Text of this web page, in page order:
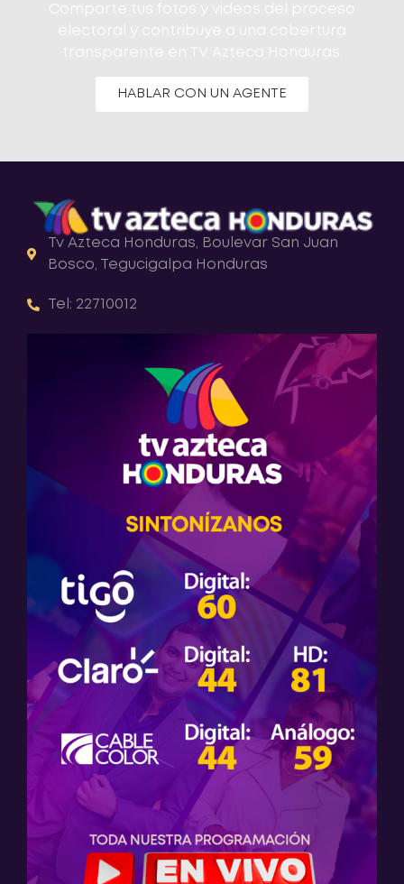
Comparte tus fotos y videos del proceso
electoral y contribuye a una cobertura
transparente en TV Azteca Honduras.
HABLAR CON UN AGENTE
Tv Azteca Honduras, Boulevar San Juan
Bosco, Tegucigalpa Honduras
Tel: 22710012